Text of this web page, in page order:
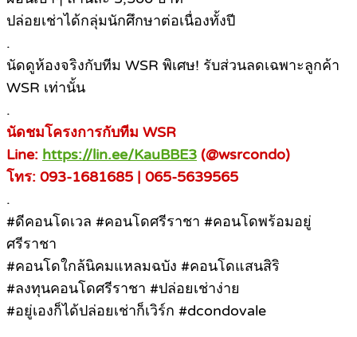
ปล่อยเช่าได้กลุ่มนักศึกษาต่อเนื่องทั้งปี
.
นัดดูห้องจริงกับทีม WSR พิเศษ! รับส่วนลดเฉพาะลูกค้า
WSR เท่านั้น
.
นัดชมโครงการกับทีม WSR
Line: https://lin.ee/KauBBE3 (@wsrcondo)
โทร: 093-1681685 | 065-5639565
.
#ดีคอนโดเวล #คอนโดศรีราชา #คอนโดพร้อมอยู่
ศรีราชา
#คอนโดใกล้นิคมแหลมฉบัง #คอนโดแสนสิริ
#ลงทุนคอนโดศรีราชา #ปล่อยเช่าง่าย
#อยู่เองก็ได้ปล่อยเช่าก็เวิร์ก #dcondovale